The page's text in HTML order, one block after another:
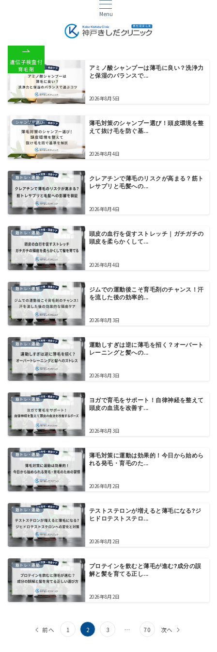
Menu
遺伝子検査付
育毛剤
シャンプー選び
アミノ酸シャンプーは薄毛に良い？洗浄力
と保湿のバランスで...
2026年8月5日
シャンプー選び
薄毛対策のシャンプー選び！頭皮環境を整
えて抜け毛を防ぐ基...
2026年8月4日
筋トレ・運動
クレアチンで薄毛のリスクが高まる？筋ト
レサプリと毛髪への...
2026年8月4日
筋トレ・運動
頭皮の血行を促すストレッチ｜ガチガチの
頭皮を柔らかくして...
2026年8月4日
筋トレ・運動
ジムでの運動後こそ育毛剤のチャンス！汗
を流した後の効率的...
2026年8月3日
筋トレ・運動
運動しすぎは逆に薄毛を招く？オーバート
レーニングと髪への...
2026年8月3日
筋トレ・運動
ヨガで育毛をサポート！自律神経を整えて
頭皮の血流を改善す...
2026年8月3日
筋トレ・運動
薄毛対策に運動は効果的！今日から始めら
れる発毛・育毛のた...
2026年8月2日
筋トレ・運動
テストステロンが増えると薄毛になる?ジ
ヒドロテストステロ...
2026年8月2日
筋トレ・運動
プロテインを飲むと薄毛が進む?成分の誤
解と髪を育てる正し...
2026年8月2日
前へ 1 2 3 … 70 次へ